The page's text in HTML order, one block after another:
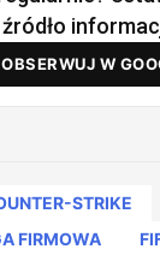
OBSERWUJ W
STRIKE
FIRMOWA